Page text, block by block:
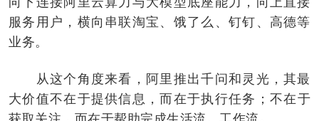
服务用户，横向串联淘宝、饿了么、钉钉、高德等
业务。
从这个角度来看，阿里推出千问和灵光，其最
大价值不在于提供信息，而在于执行任务；不在于